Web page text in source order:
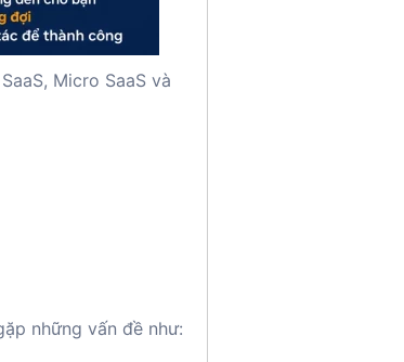
Micro SaaS và
những vấn đề như: